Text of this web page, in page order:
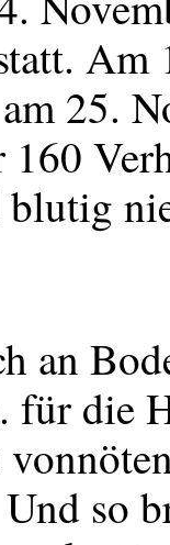
Am
25.
an
für die
so